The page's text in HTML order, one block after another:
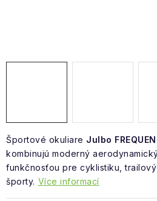
Športové okuliare Julbo
kombinujú moderný
funkčnosťou pre cyklistiku,
športy. Více informací